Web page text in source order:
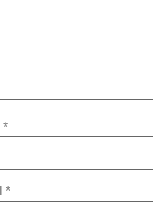
*
*